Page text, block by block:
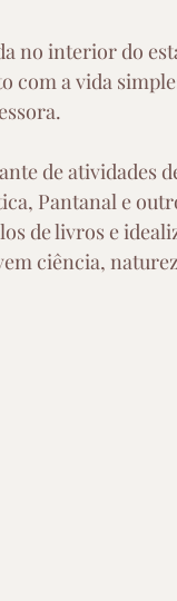
no interior do
com a vida
de atividades
Pantanal e
de livros e
ciência,